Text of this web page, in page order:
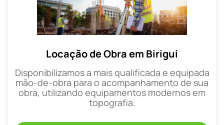
Locação de Obra em Birigui
Disponibilizamos a mais qualificada e equipada
mão-de-obra para o acompanhamento de sua
obra, utilizando equipamentos modernos em
topografia.